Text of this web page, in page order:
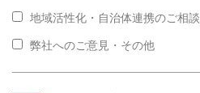
地域活性化・自治体連携のご相談
弊社へのご意見・その他